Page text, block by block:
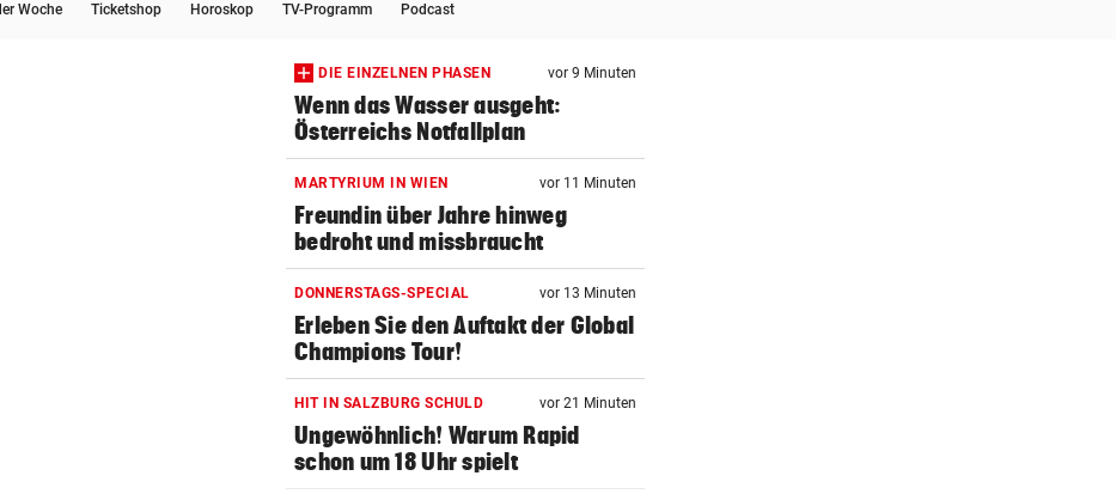
Woche Ticketshop Horoskop TV-Programm Podcast
DIE EINZELNEN PHASEN vor 9 Minuten
Wenn das Wasser ausgeht:
Österreichs Notfallplan
MARTYRIUM IN WIEN vor 11 Minuten
Freundin über Jahre hinweg
bedroht und missbraucht
DONNERSTAGS-SPECIAL vor 13 Minuten
Erleben Sie den Auftakt der Global
Champions Tour!
HIT IN SALZBURG SCHULD vor 21 Minuten
Ungewöhnlich! Warum Rapid
schon um 18 Uhr spielt